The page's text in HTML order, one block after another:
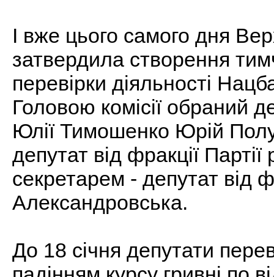
І вже цього самого дня
затвердила створення
перевірки діяльності
Головою комісії обраний
Юлії Тимошенко Юрій
депутат від фракції
секретарем - депутат від
Александровська.
До 18 січня депутати